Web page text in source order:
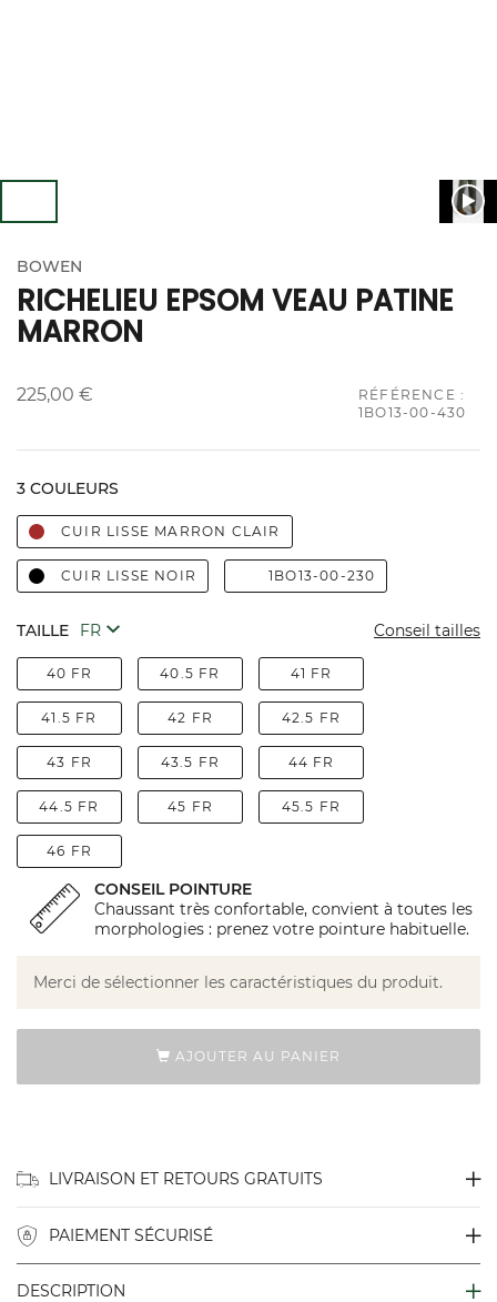
BOWEN
RICHELIEU EPSOM VEAU PATINE
MARRON
225,00 €
RÉFÉRENCE :
1BO13-00-430
3 COULEURS
CUIR LISSE MARRON CLAIR
CUIR LISSE NOIR 1BO13-00-230
TAILLE Conseil tailles
40 FR 40.5 FR 41 FR
41.5 FR 42 FR 42.5 FR
43 FR 43.5 FR 44 FR
44.5 FR 45 FR 45.5 FR
46 FR
CONSEIL POINTURE
Chaussant très confortable, convient à toutes les
morphologies : prenez votre pointure habituelle.
Merci de sélectionner les caractéristiques du produit.
AJOUTER AU PANIER
LIVRAISON ET RETOURS GRATUITS
PAIEMENT SÉCURISÉ
DESCRIPTION